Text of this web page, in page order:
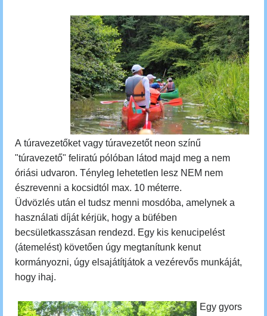
A túravezetőket vagy túravezetőt neon színű
"túravezető" feliratú pólóban látod majd meg a nem
óriási udvaron. Tényleg lehetetlen lesz NEM nem
észrevenni a kocsidtól max. 10 méterre.
Üdvözlés után el tudsz menni mosdóba, amelynek a
használati díját kérjük, hogy a büfében
becsületkasszásan rendezd. Egy kis kenucipelést
(átemelést) követően úgy megtanítunk kenut
kormányozni, úgy elsajátítjátok a vezérevős munkáját,
hogy ihaj.
Egy gyors